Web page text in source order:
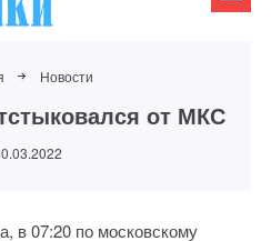
Новости
от МКС
в 07:20 по московскому